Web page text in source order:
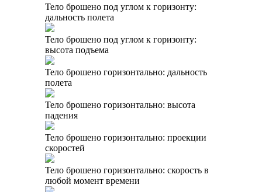
Тело брошено под углом к горизонту:
дальность полета
Тело брошено под углом к горизонту:
высота подъема
Тело брошено горизонтально: дальность
полета
Тело брошено горизонтально: высота
падения
Тело брошено горизонтально: проекции
скоростей
Тело брошено горизонтально: скорость в
любой момент времени